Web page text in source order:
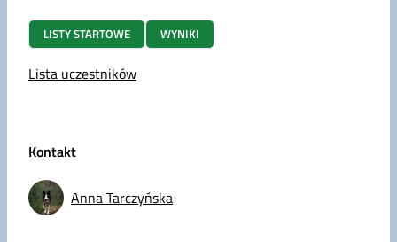
LISTY STARTOWE WYNIKI
Lista uczestników
Kontakt
Anna Tarczyńska